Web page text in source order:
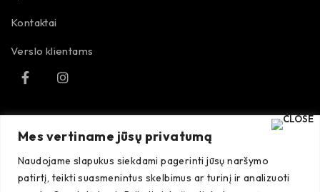
Mes vertiname jūsų privatumą
Naudojame slapukus siekdami pagerinti jūsų naršymo
patirtį, teikti suasmenintus skelbimus ar turinį ir analizuoti
Kontaktai
Verslo klientams
TAISYKLĖS
Pirkimo taisyklės